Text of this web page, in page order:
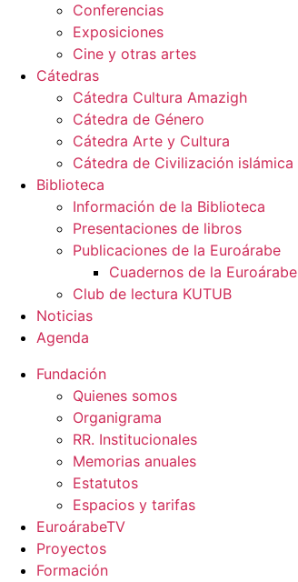
Conferencias
Exposiciones
Cine y otras artes
Cátedras
Cátedra Cultura Amazigh
Cátedra de Género
Cátedra Arte y Cultura
Cátedra de Civilización islámica
Biblioteca
Información de la Biblioteca
Presentaciones de libros
Publicaciones de la Euroárabe
Cuadernos de la Euroárabe
Club de lectura KUTUB
Noticias
Agenda
Fundación
Quienes somos
Organigrama
RR. Institucionales
Memorias anuales
Estatutos
Espacios y tarifas
EuroárabeTV
Proyectos
Formación